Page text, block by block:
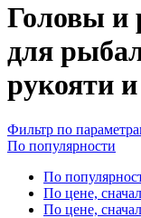
Головы и
для
рукояти
Фильтр по
По популярности
По
По цене,
По цене,